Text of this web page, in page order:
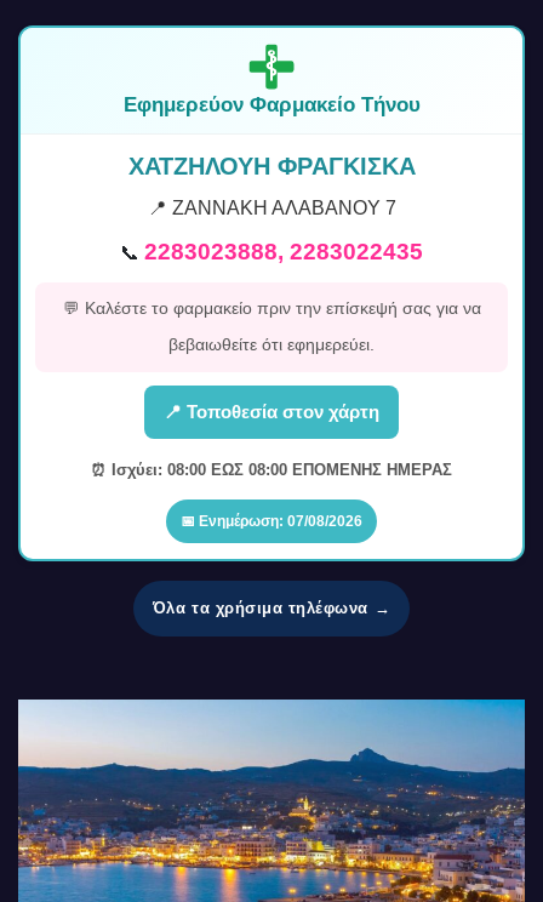
Εφημερεύον Φαρμακείο Τήνου
ΧΑΤΖΗΛΟΥΗ ΦΡΑΓΚΙΣΚΑ
📍 ΖΑΝΝΑΚΗ ΑΛΑΒΑΝΟΥ 7
📞 2283023888, 2283022435
💬 Καλέστε το φαρμακείο πριν την επίσκεψή σας για να
βεβαιωθείτε ότι εφημερεύει.
📍 Τοποθεσία στον χάρτη
⏰ Ισχύει: 08:00 ΕΩΣ 08:00 ΕΠΟΜΕΝΗΣ ΗΜΕΡΑΣ
📅 Ενημέρωση: 07/08/2026
Όλα τα χρήσιμα τηλέφωνα →